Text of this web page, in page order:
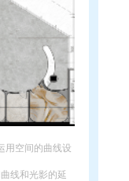
用空间的曲线设
线和光影的延